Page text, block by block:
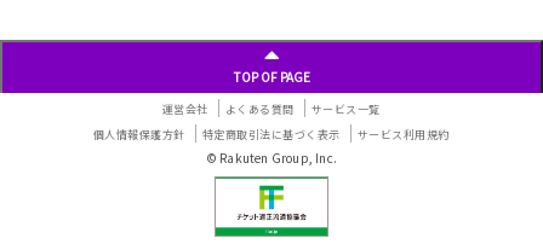
TOP OF PAGE
運営会社 よくある質問
サービス一覧
個人情報保護方針
特定商取引法に基づく表示 サービス利用規約
© Rakuten Group, Inc.